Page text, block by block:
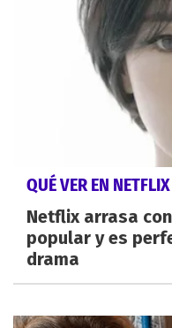
QUÉ VER EN NETFLIX
Netflix arrasa
popular y es
drama